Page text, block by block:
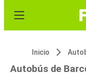
Inicio
Autobús de